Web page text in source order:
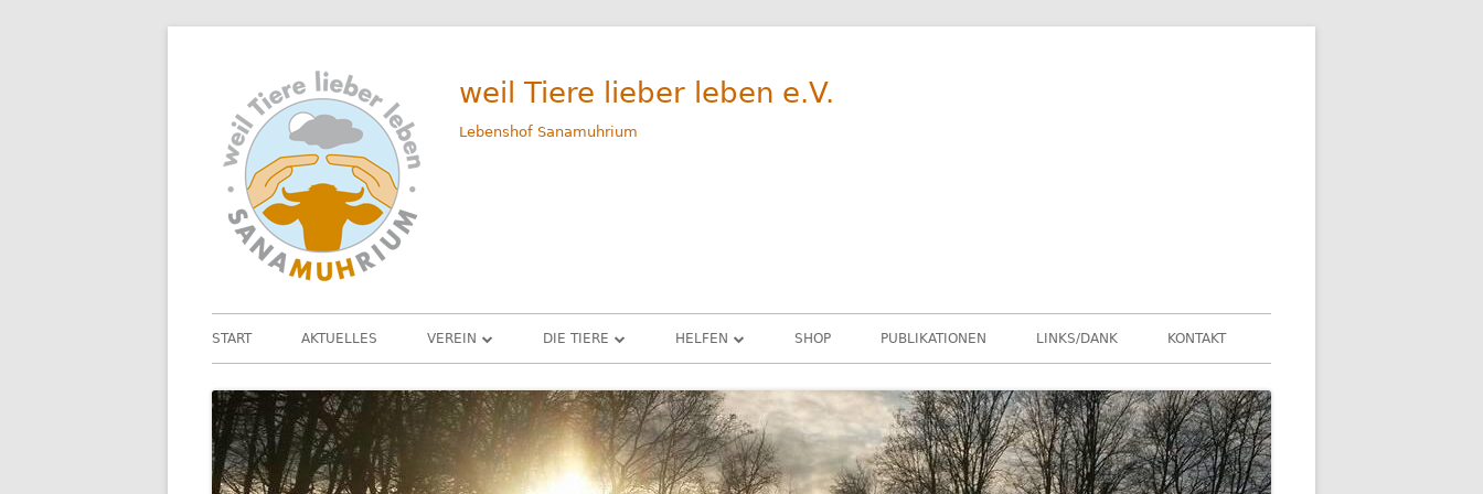
weil Tiere lieber leben e.V.
Lebenshof Sanamuhrium
Primäres
Menü
START AKTUELLES VEREIN
DAS TEAM
SATZUNG
DIE TIERE
RINDER
SCHWEINE
HELFEN
PATENSCHAFTEN
SACHSPENDEN
SHOP PUBLIKATIONEN LINKS/DANK KONTAKT